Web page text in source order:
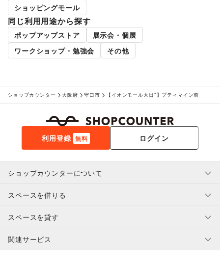
ショッピングモール
同じ利用用途から探す
ポップアップストア
展示会・個展
ワークショップ・勉強会
その他
ショップカウンター 大阪府 守口市 【イオンモール大日*】プティマイン前
利用登録 無料 ログイン
ショップカウンターについて
利用規約・ガイドライン
特定商取引法に基づく表示
補償プログラム
スペースを借りる
スペースを借りたい人へ
ユーザー利用規約
提携パートナー
スペースを貸す
スペースを貸したい方へ
オーナー利用規約
関連サービス